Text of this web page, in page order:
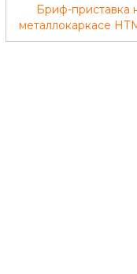
Бриф-приставка
металлокаркасе
О-735 Дуб сафари/